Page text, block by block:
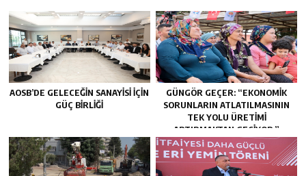
AOSB’DE GELECEĞIN SANAYISI İÇIN
GÜÇ BIRLIĞI
GÜNGÖR GEÇER: “EKONOMIK
SORUNLARIN ATLATILMASININ
TEK YOLU ÜRETIMI
ARTIRMAKTAN GEÇIYOR.”